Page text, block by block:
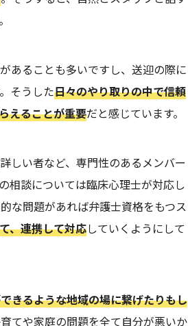
あることも多いですし、送迎の際に
そうした日々のやり取りの中で信頼
えることが重要だと感じています。
しい者など、専門性のあるメンバー
相談については臨床心理士が対応し
な問題があれば弁護士資格をもつス
、連携して対応していくようにして
きるような地域の場に繋げたりもし
てや家庭の問題を全て自分が悪いか